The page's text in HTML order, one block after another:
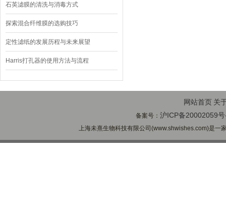
结果更加稳定可靠
石英滤膜的清洗与消毒方式
探索混合纤维膜的选购技巧
定性滤纸的发展历程与未来展望
Harris打孔器的使用方法与流程
网站首页 关
备案号：沪ICP备20002059
上海未熹生物科技有限公司(www.shwishes.com)是一